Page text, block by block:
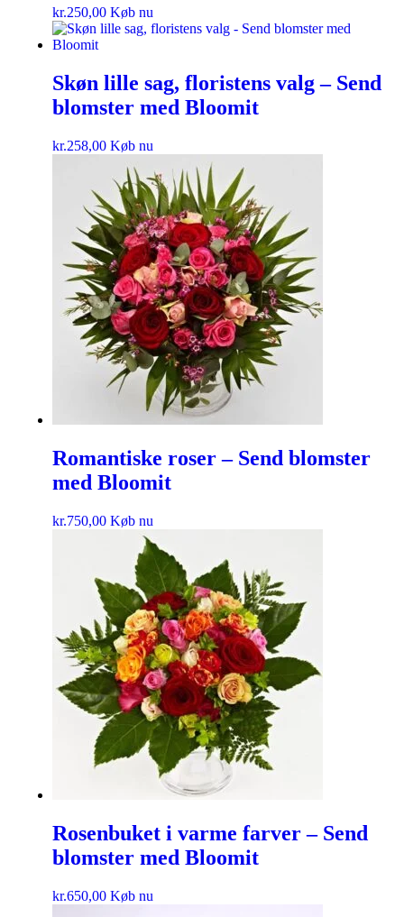
kr.250,00 Køb nu
Skøn lille sag, floristens valg – Send
blomster med Bloomit
kr.258,00 Køb nu
Romantiske roser – Send blomster
med Bloomit
kr.750,00 Køb nu
Rosenbuket i varme farver – Send
blomster med Bloomit
kr.650,00 Køb nu